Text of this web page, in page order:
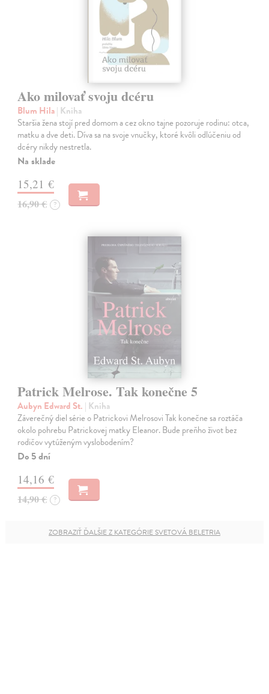
Ako milovať svoju dcéru
Blum Hila| Kniha
Staršia žena stojí pred domom a cez okno tajne pozoruje rodinu: otca,
matku a dve deti. Díva sa na svoje vnučky, ktoré kvôli odlúčeniu od
dcéry nikdy nestretla.
Na sklade
15,21 €
16,90 € ?
Patrick Melrose. Tak konečne 5
Aubyn Edward St. | Kniha
Záverečný diel série o Patrickovi Melrosovi Tak konečne sa roztáča
okolo pohrebu Patrickovej matky Eleanor. Bude preňho život bez
rodičov vytúženým vyslobodením?
Do 5 dní
14,16 €
14,90 € ?
ZOBRAZIŤ ĎALŠIE Z KATEGÓRIE SVETOVÁ BELETRIA